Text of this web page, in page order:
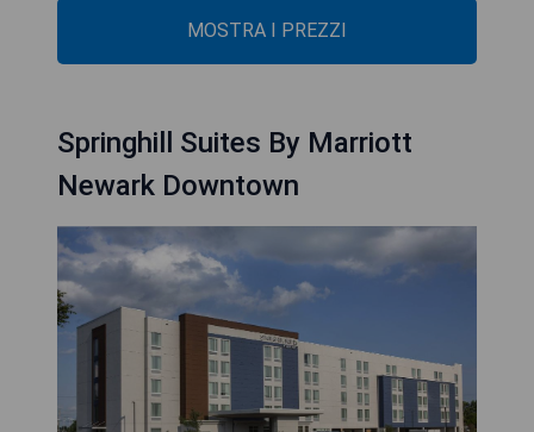
MOSTRA I PREZZI
Springhill Suites By Marriott
Newark Downtown